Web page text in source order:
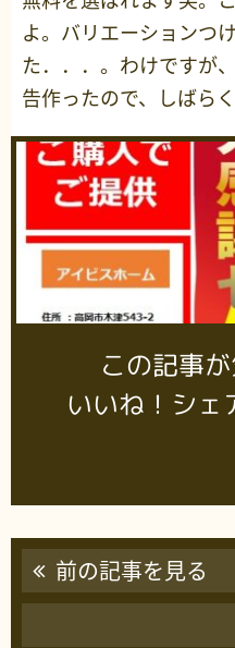
よ。バリエーションつ
た．．．。わけですが
告作ったので、しばら
この記事
いいね！シェ
前の記事を見る